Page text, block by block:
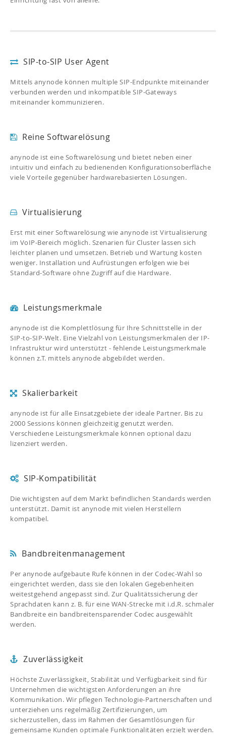
SIP-to-SIP User Agent
Mittels anynode können multiple SIP-Endpunkte miteinander
verbunden werden und inkompatible SIP-Gateways
miteinander kommunizieren.
Reine Softwarelösung
anynode ist eine Softwarelösung und bietet neben einer
intuitiv und einfach zu bedienenden Konfigurationsoberfläche
viele Vorteile gegenüber hardwarebasierten Lösungen.
Virtualisierung
Erst mit einer Softwarelösung wie anynode ist Virtualisierung
im VoIP-Bereich möglich. Szenarien für Cluster lassen sich
leichter planen und umsetzen. Betrieb und Wartung kosten
weniger. Installation und Aufrüstungen erfolgen wie bei
Standard-Software ohne Zugriff auf die Hardware.
Leistungsmerkmale
anynode ist die Komplettlösung für Ihre Schnittstelle in der
SIP-to-SIP-Welt. Eine Vielzahl von Leistungsmerkmalen der IP-
Infrastruktur wird unterstützt - fehlende Leistungsmerkmale
können z.T. mittels anynode abgebildet werden.
Skalierbarkeit
anynode ist für alle Einsatzgebiete der ideale Partner. Bis zu
2000 Sessions können gleichzeitig genutzt werden.
Verschiedene Leistungsmerkmale können optional dazu
lizenziert werden.
SIP-Kompatibilität
Die wichtigsten auf dem Markt befindlichen Standards werden
unterstützt. Damit ist anynode mit vielen Herstellern
kompatibel.
Bandbreitenmanagement
Per anynode aufgebaute Rufe können in der Codec-Wahl so
eingerichtet werden, dass sie den lokalen Gegebenheiten
weitestgehend angepasst sind. Zur Qualitätssicherung der
Sprachdaten kann z. B. für eine WAN-Strecke mit i.d.R. schmaler
Bandbreite ein bandbreitensparender Codec ausgewählt
werden.
Zuverlässigkeit
Höchste Zuverlässigkeit, Stabilität und Verfügbarkeit sind für
Unternehmen die wichtigsten Anforderungen an ihre
Kommunikation. Wir pflegen Technologie-Partnerschaften und
unterziehen uns regelmäßig Zertifizierungen, um
sicherzustellen, dass im Rahmen der Gesamtlösungen für
gemeinsame Kunden optimale Funktionalitäten erzielt werden.